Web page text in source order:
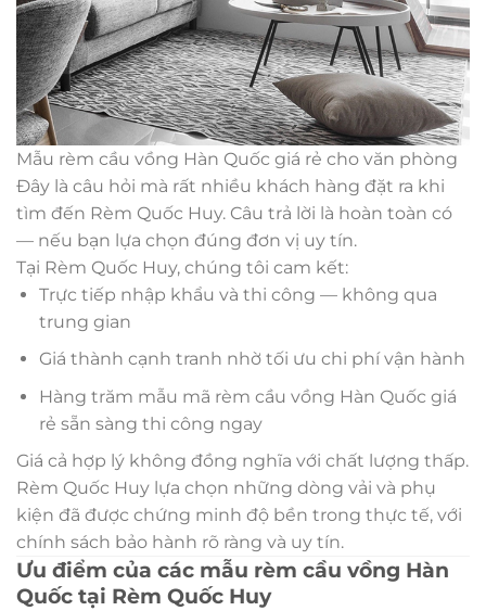
Mẫu rèm cầu vồng Hàn Quốc giá rẻ cho văn phòng
Đây là câu hỏi mà rất nhiều khách hàng đặt ra khi
tìm đến Rèm Quốc Huy. Câu trả lời là hoàn toàn có
— nếu bạn lựa chọn đúng đơn vị uy tín.
Tại Rèm Quốc Huy, chúng tôi cam kết:
Trực tiếp nhập khẩu và thi công — không qua
trung gian
Giá thành cạnh tranh nhờ tối ưu chi phí vận hành
Hàng trăm mẫu mã rèm cầu vồng Hàn Quốc giá
rẻ sẵn sàng thi công ngay
Giá cả hợp lý không đồng nghĩa với chất lượng thấp.
Rèm Quốc Huy lựa chọn những dòng vải và phụ
kiện đã được chứng minh độ bền trong thực tế, với
chính sách bảo hành rõ ràng và uy tín.
Ưu điểm của các mẫu rèm cầu vồng Hàn
Quốc tại Rèm Quốc Huy